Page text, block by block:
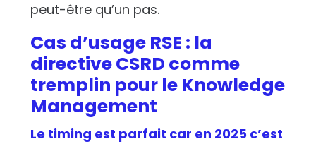
peut-être qu’un pas.
Cas d’usage RSE : la
directive CSRD comme
tremplin pour le Knowledge
Management
Le timing est parfait car en 2025 c’est